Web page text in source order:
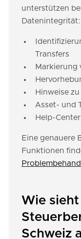
unterstützen
Datenintegrität:
Transfers
Markierung
Hinweise
Asset- und
Help-
Eine genauere
Funktionen
Wie
Schweiz